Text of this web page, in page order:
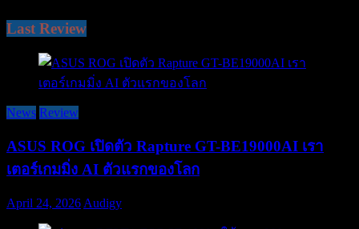
Last Review
News Review
ASUS ROG เปิดตัว Rapture GT-BE19000AI เรา
เตอร์เกมมิ่ง AI ตัวแรกของโลก
April 24, 2026 Audigy